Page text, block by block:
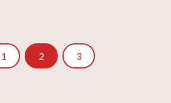
Strona
1 2 Strona
3